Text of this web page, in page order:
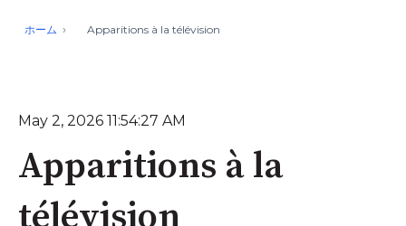
ホーム Apparitions à la télévision
May 2, 2026 11:54:27 AM
Apparitions à la
télévision